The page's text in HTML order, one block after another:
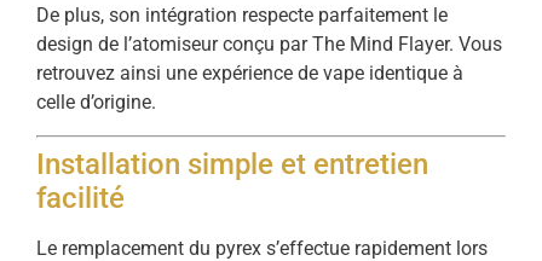
De plus, son intégration respecte parfaitement le
design de l’atomiseur conçu par The Mind Flayer. Vous
retrouvez ainsi une expérience de vape identique à
celle d’origine.
Installation simple et entretien
facilité
Le remplacement du pyrex s’effectue rapidement lors